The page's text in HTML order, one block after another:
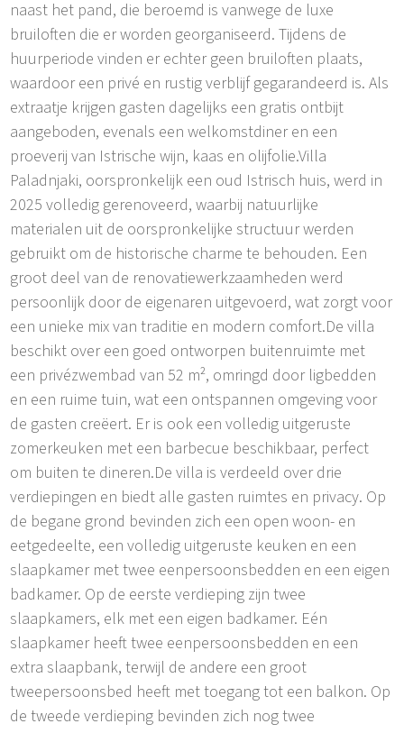
naast het pand, die beroemd is vanwege de luxe
bruiloften die er worden georganiseerd. Tijdens de
huurperiode vinden er echter geen bruiloften plaats,
waardoor een privé en rustig verblijf gegarandeerd is. Als
extraatje krijgen gasten dagelijks een gratis ontbijt
aangeboden, evenals een welkomstdiner en een
proeverij van Istrische wijn, kaas en olijfolie.Villa
Paladnjaki, oorspronkelijk een oud Istrisch huis, werd in
2025 volledig gerenoveerd, waarbij natuurlijke
materialen uit de oorspronkelijke structuur werden
gebruikt om de historische charme te behouden. Een
groot deel van de renovatiewerkzaamheden werd
persoonlijk door de eigenaren uitgevoerd, wat zorgt voor
een unieke mix van traditie en modern comfort.De villa
beschikt over een goed ontworpen buitenruimte met
een privézwembad van 52 m², omringd door ligbedden
en een ruime tuin, wat een ontspannen omgeving voor
de gasten creëert. Er is ook een volledig uitgeruste
zomerkeuken met een barbecue beschikbaar, perfect
om buiten te dineren.De villa is verdeeld over drie
verdiepingen en biedt alle gasten ruimtes en privacy. Op
de begane grond bevinden zich een open woon- en
eetgedeelte, een volledig uitgeruste keuken en een
slaapkamer met twee eenpersoonsbedden en een eigen
badkamer. Op de eerste verdieping zijn twee
slaapkamers, elk met een eigen badkamer. Eén
slaapkamer heeft twee eenpersoonsbedden en een
extra slaapbank, terwijl de andere een groot
tweepersoonsbed heeft met toegang tot een balkon. Op
de tweede verdieping bevinden zich nog twee